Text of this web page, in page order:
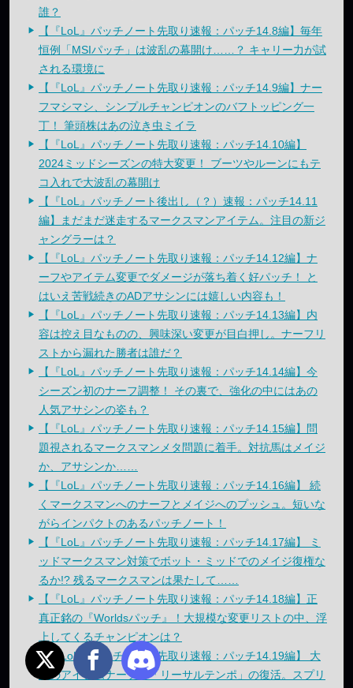
誰？
【『LoL』パッチノート先取り速報：パッチ14.8編】毎年
恒例「MSIパッチ」は波乱の幕開け……？ キャリー力が試
される環境に
【『LoL』パッチノート先取り速報：パッチ14.9編】ナー
フマシマシ、シンプルチャンピオンのバフトッピング一
丁！ 筆頭株はあの泣き虫ミイラ
【『LoL』パッチノート先取り速報：パッチ14.10編】
2024ミッドシーズンの特大変更！ ブーツやルーンにもテ
コ入れで大波乱の幕開け
【『LoL』パッチノート後出し（？）速報：パッチ14.11
編】まだまだ迷走するマークスマンアイテム。注目の新ジ
ャングラーは？
【『LoL』パッチノート先取り速報：パッチ14.12編】ナ
ーフやアイテム変更でダメージが落ち着く好パッチ！ と
はいえ苦戦続きのADアサシンには嬉しい内容も！
【『LoL』パッチノート先取り速報：パッチ14.13編】内
容は控え目なものの、興味深い変更が目白押し。ナーフリ
ストから漏れた勝者は誰だ？
【『LoL』パッチノート先取り速報：パッチ14.14編】今
シーズン初のナーフ調整！ その裏で、強化の中にはあの
人気アサシンの姿も？
【『LoL』パッチノート先取り速報：パッチ14.15編】問
題視されるマークスマンメタ問題に着手。対抗馬はメイジ
か、アサシンか……
【『LoL』パッチノート先取り速報：パッチ14.16編】 続
くマークスマンへのナーフとメイジへのプッシュ。短いな
がらインパクトのあるパッチノート！
【『LoL』パッチノート先取り速報：パッチ14.17編】 ミ
ッドマークスマン対策でボット・ミッドでのメイジ復権な
るか!? 残るマークスマンは果たして……
【『LoL』パッチノート先取り速報：パッチ14.18編】正
真正銘の『Worldsパッチ』！大規模な変更リストの中、浮
上してくるチャンピオンは？
【『LoL』パッチノート先取り速報：パッチ14.19編】 大
量のアイテムナーフと「リーサルテンポ」の復活。スプリ